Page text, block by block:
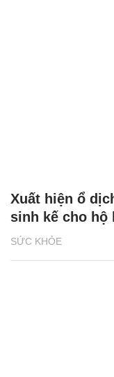
SỨC KHỎE
Xuất hiện ổ
sinh kế cho hộ